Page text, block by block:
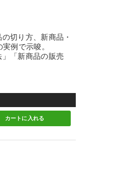
切り方、新商品・
例で示唆。
「新商品の販売
カートに 入れる